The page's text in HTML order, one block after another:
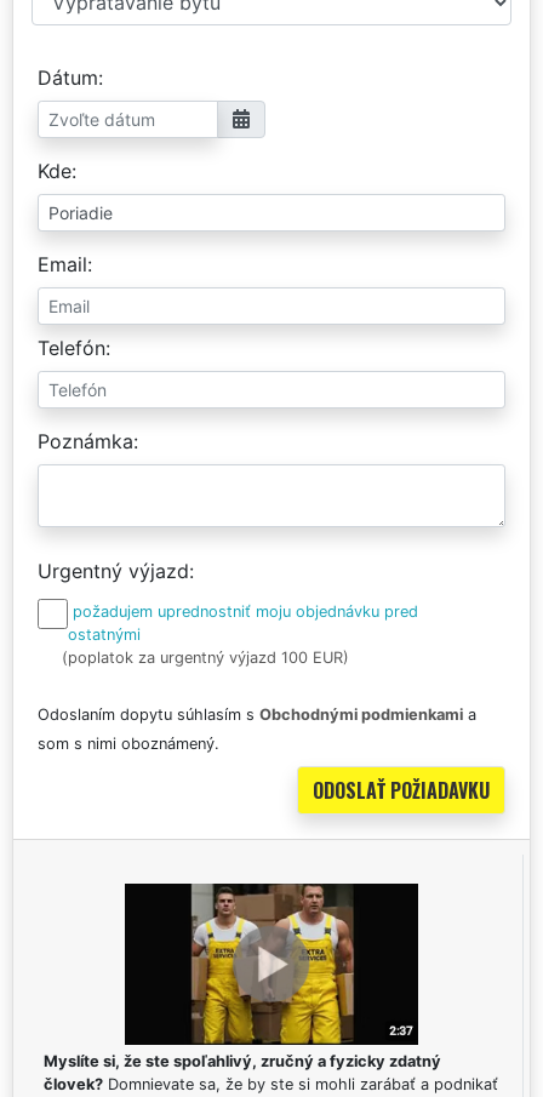
Dátum
Kde
Email
Telefón
Poznámka
Urgentný výjazd
požadujem uprednostniť moju objednávku pred
ostatnými
(poplatok za urgentný výjazd 100 EUR)
Odoslaním dopytu súhlasím s Obchodnými podmienkami a
som s nimi oboznámený.
Myslíte si, že ste spoľahlivý, zručný a fyzicky zdatný
človek? Domnievate sa, že by ste si mohli zarábať a podnikať